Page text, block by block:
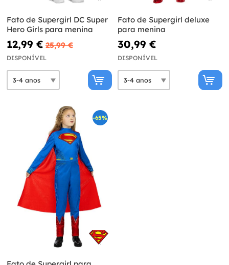
Fato de Supergirl DC Super
Hero Girls para menina
12,99 € 25,99 €
DISPONÍVEL
Fato de Supergirl deluxe
para menina
30,99 €
DISPONÍVEL
-65%